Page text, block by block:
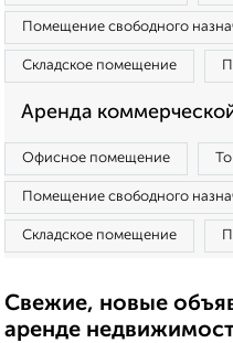
Помещение свободного
Складское помещение
Аренда
Офисное помещение
Помещение свободного
Складское помещение
Свежие, новые
аренде